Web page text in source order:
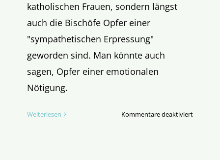
katholischen Frauen, sondern längst
auch die Bischöfe Opfer einer
"sympathetischen Erpressung"
geworden sind. Man könnte auch
sagen, Opfer einer emotionalen
Nötigung.
Weiterlesen Kommentare deaktiviertfür